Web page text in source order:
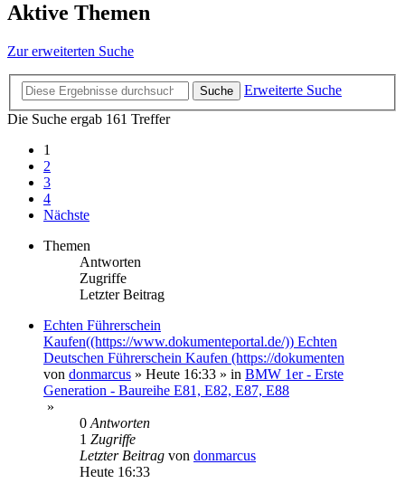
Aktive Themen
Zur erweiterten Suche
Suche
Erweiterte Suche
Die Suche ergab 161 Treffer
1
2
3
4
Nächste
Themen
Antworten
Zugriffe
Letzter Beitrag
Echten Führerschein
Kaufen((https://www.dokumenteportal.de/)) Echten
Deutschen Führerschein Kaufen (https://dokumenten
von donmarcus » Heute 16:33 » in BMW 1er - Erste
Generation - Baureihe E81, E82, E87, E88
»
0 Antworten
1 Zugriffe
Letzter Beitrag von donmarcus
Heute 16:33